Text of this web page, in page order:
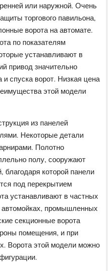
или наружной. Очень
торгового павильона,
ворота на автомате.
по показателям
устанавливают в
привод значительно
спуска ворот. Низкая цена
этой модели
из панелей
Некоторые детали
Полотно
полу, сооружают
которой панели
под перекрытием
устанавливают в частных
автомойках, промышленных
секционные ворота
помещения, и при
Ворота этой модели можно